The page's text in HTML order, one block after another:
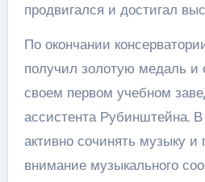
продвигался и достигал
По окончании
получил золотую медаль и
своем первом учебном
ассистента Рубинштейна.
активно сочинять музыку и
внимание музыкального